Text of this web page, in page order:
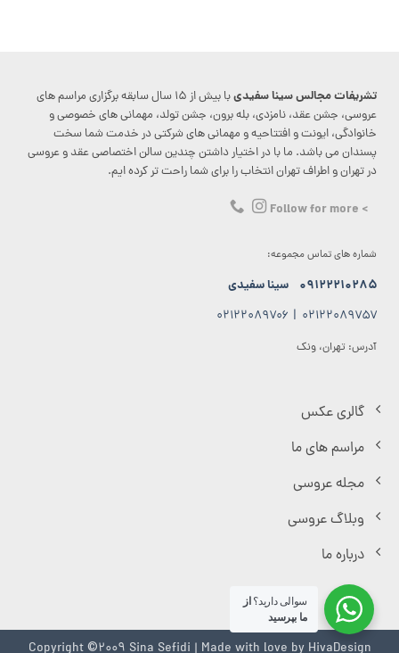
تشریفات مجالس سینا سفیدی
با بیش از ۱۵ سال سابقه برگزاری مراسم های
عروسی، جشن عقد، نامزدی، بله برون، جشن تولد، مهمانی های خصوصی و
خانوادگی، ایونت و افتتاحیه و مهمانی های شرکتی در خدمت شما سخت
پسندان می باشد. ما با در اختیار داشتن چندین سالن اختصاصی عقد و عروسی
در تهران و اطراف تهران انتخاب را برای شما راحت تر کرده ایم.
> Follow for more
شماره های تماس مجموعه:
۰۹۱۲۲۲۱۰۲۸۵ سینا سفیدی
۰۲۱۲۲۰۸۹۷۵۷ | ۰۲۱۲۲۰۸۹۷۰۶
آدرس: تهران، ونک
گالری عکس
مراسم های ما
مجله عروسی
وبلاگ عروسی
درباره ما
Copyright ©2009 Sina Sefidi | Made with love by HivaDesign
سوالی دارید؟ از
ما بپرسید